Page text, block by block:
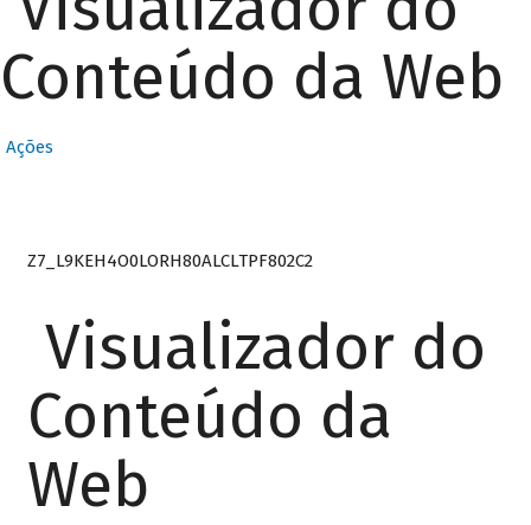
Conteúdo da Web
Ações
Z7_L9KEH4O0LORH80ALCLTPF802C2
Visualizador do
Conteúdo da
Web